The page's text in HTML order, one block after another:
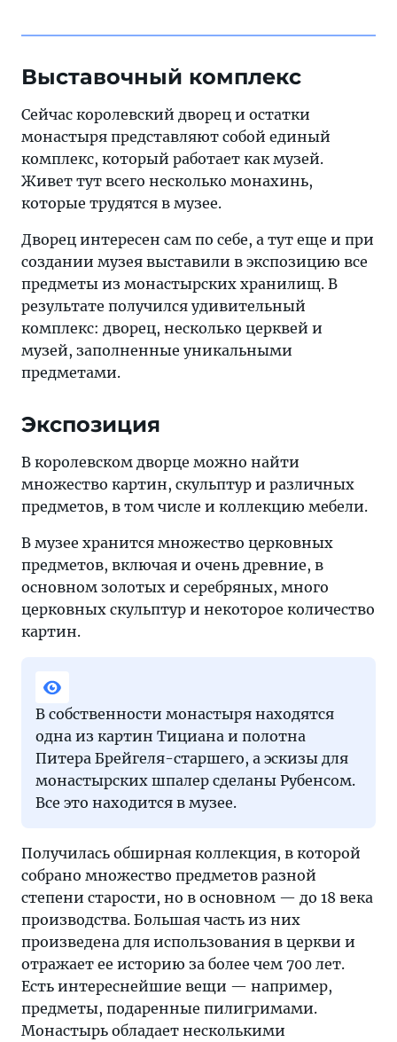
Выставочный комплекс
Сейчас королевский дворец и остатки
монастыря представляют собой единый
комплекс, который работает как музей.
Живет тут всего несколько монахинь,
которые трудятся в музее.
Дворец интересен сам по себе, а тут еще и при
создании музея выставили в экспозицию все
предметы из монастырских хранилищ. В
результате получился удивительный
комплекс: дворец, несколько церквей и
музей, заполненные уникальными
предметами.
Экспозиция
В королевском дворце можно найти
множество картин, скульптур и различных
предметов, в том числе и коллекцию мебели.
В музее хранится множество церковных
предметов, включая и очень древние, в
основном золотых и серебряных, много
церковных скульптур и некоторое количество
картин.
В собственности монастыря находятся
одна из картин Тициана и полотна
Питера Брейгеля-старшего, а эскизы для
монастырских шпалер сделаны Рубенсом.
Все это находится в музее.
Получилась обширная коллекция, в которой
собрано множество предметов разной
степени старости, но в основном — до 18 века
производства. Большая часть из них
произведена для использования в церкви и
отражает ее историю за более чем 700 лет.
Есть интереснейшие вещи — например,
предметы, подаренные пилигримами.
Монастырь обладает несколькими